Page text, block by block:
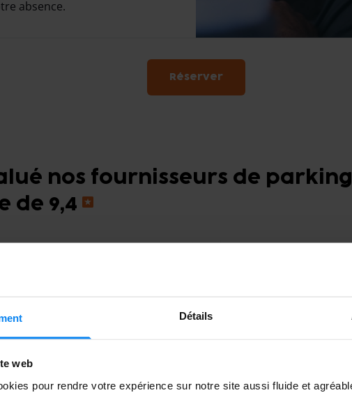
Détails
web
pour rendre votre expérience sur notre site aussi fluide et
absence.
Réserver
nos fournisseurs de
de 9,4